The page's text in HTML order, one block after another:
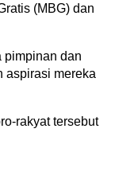
(MBG) dan
pimpinan dan
aspirasi mereka
rakyat tersebut